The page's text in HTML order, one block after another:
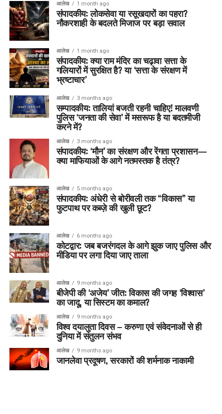
आलेख 1 month ago
संपादकीय: लोकसेवा या रसूखदारों का पहरा?
नौकरशाही के बदलते मिजाज पर बड़ा सवाल
आलेख 1 month ago
संपादकीय: क्या राम मंदिर का चढ़ावा सत्ता के
गलियारों में सुरक्षित है? या ‘सत्ता के संरक्षण में
भ्रष्टाचार’
आलेख 3 months ago
सम्पादकीय: तालियां बजती रहनी चाहिए! मालवणी
पुलिस ‘जनता की सेवा’ में मसरूफ है या बदतमीजी
करने में?
आलेख 3 months ago
संपादकीय: ‘मौन’ का संरक्षण और रेंगता प्रशासन—
क्या माफियाओं के आगे नतमस्तक है तंत्र?
आलेख 5 months ago
संपादकीय: अंधेरी से बोरीवली तक “विकास” या
फुटपाथ पर कब्ज़े की खुली छूट?
आलेख 6 months ago
कोटद्वार: जब बजरंगदल के आगे झुक जाए पुलिस और
मीडिया पर लगा दिया जाए ताला
आलेख 9 months ago
बीजेपी की ‘अजेय’ जीत: विकास की जगह ‘विश्वास’
का जादू, या सिस्टम का कमाल?
आलेख 9 months ago
विश्व दयालुता दिवस – करुणा एवं संवेदनाओं से ही
दुनिया में संतुलन संभव
आलेख 9 months ago
जानलेवा प्रदूषण, सरकारों की शर्मनाक नाकामी